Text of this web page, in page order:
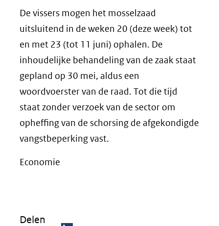
De vissers mogen het mosselzaad
uitsluitend in de weken 20 (deze week) tot
en met 23 (tot 11 juni) ophalen. De
inhoudelijke behandeling van de zaak staat
gepland op 30 mei, aldus een
woordvoerster van de raad. Tot die tijd
staat zonder verzoek van de sector om
opheffing van de schorsing de afgekondigde
vangstbeperking vast.
Economie
Delen